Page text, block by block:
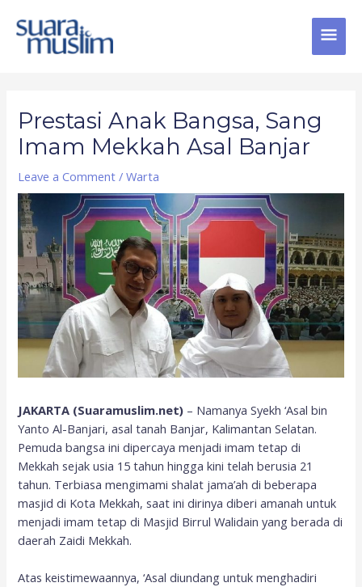
content
Prestasi Anak Bangsa, Sang
Imam Mekkah Asal Banjar
Leave a Comment /Warta
JAKARTA (Suaramuslim.net) – Namanya Syekh ‘Asal bin
Yanto Al-Banjari, asal tanah Banjar, Kalimantan Selatan.
Pemuda bangsa ini dipercaya menjadi imam tetap di
Mekkah sejak usia 15 tahun hingga kini telah berusia 21
tahun. Terbiasa mengimami shalat jama’ah di beberapa
masjid di Kota Mekkah, saat ini dirinya diberi amanah untuk
menjadi imam tetap di Masjid Birrul Walidain yang berada di
daerah Zaidi Mekkah.
Atas keistimewaannya, ‘Asal diundang untuk menghadiri